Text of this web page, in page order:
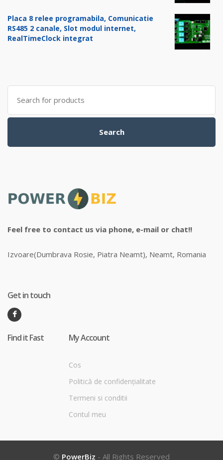
Placa 8 relee programabila, Comunicatie
RS485 2 canale, Slot modul internet,
RealTimeClock integrat
Search
for:
Search
Feel free to contact us via phone, e-mail or chat!!
Izvoare(Dumbrava Rosie, Piatra Neamt), Neamt, Romania
Get in touch
Find it Fast My Account
Cos
Politică de confidențialitate
Termeni si conditii
Contul meu
© PowerBiz - All Rights Reserved